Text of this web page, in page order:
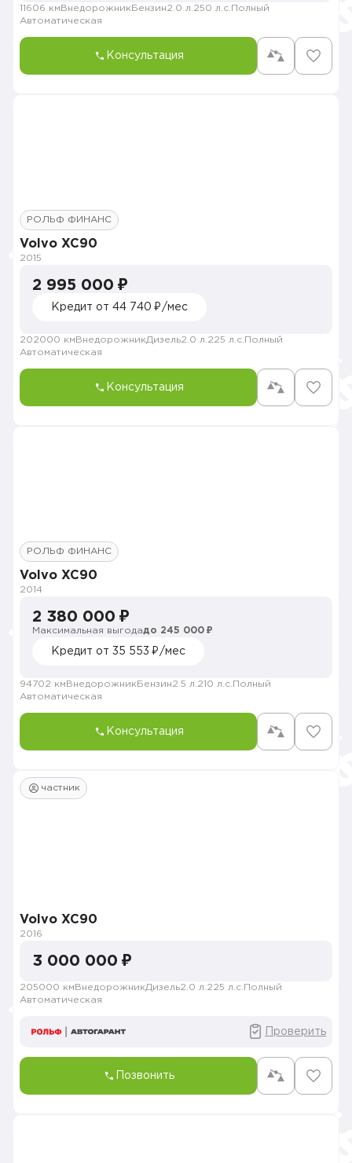
11606 км Внедорожник Бензин2.0 л. 250 л.с. Полный
Автоматическая
Консультация
РОЛЬФ ФИНАНС
Volvo XC90
2015
2 995 000 ₽
Кредит от 44 740 ₽/мес
202000 км ВнедорожникДизель2.0 л. 225 л.с. Полный
Автоматическая
Консультация
РОЛЬФ ФИНАНС
Volvo XC90
2014
2 380 000 ₽
Максимальная выгодадо 245 000 ₽
Кредит от 35 553 ₽/мес
94702 км Внедорожник Бензин2.5 л. 210 л.с. Полный
Автоматическая
Консультация
частник
Volvo XC90
2016
3 000 000 ₽
205000 км ВнедорожникДизель2.0 л. 225 л.с. Полный
Автоматическая
Проверить
Позвонить